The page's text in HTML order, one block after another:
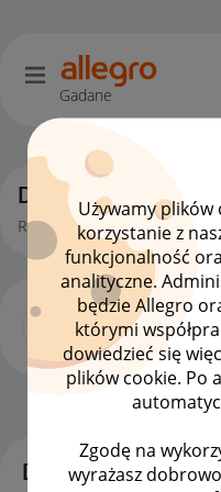
Używamy plików
korzystanie z
funkcjonalność
analityczne.
będzie Allegro
którymi
dowiedzieć się
plików cookie. Po
Zgodę na
wyrażasz
Gadane
Dyskusje
Rozmowy, pytania i
Dla Kupujących
Dyskusje